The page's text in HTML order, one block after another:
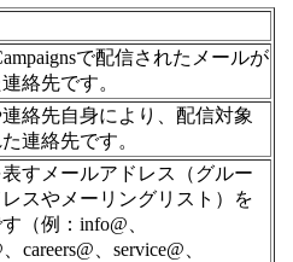
で配信されたメールが
絡先です。
絡先自身により、配信対象
連絡先です。
すメールアドレス（グルー
スやメーリングリスト）を
（例：info@、
careers@、service@、